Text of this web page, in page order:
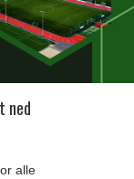
ned
alle